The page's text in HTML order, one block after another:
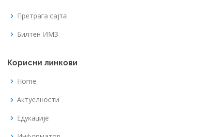
Претрага сајта
Билтен ИМЗ
Корисни линкови
Home
Актуелности
Едукације